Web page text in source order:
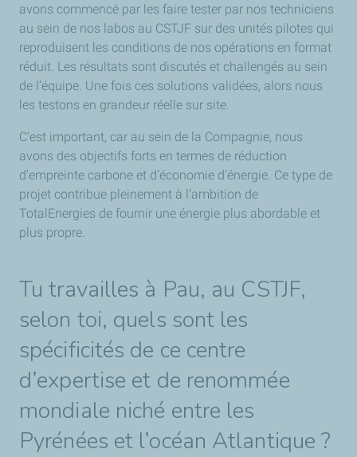
avons commencé par les faire tester par nos techniciens
au sein de nos labos au CSTJF sur des unités pilotes qui
reproduisent les conditions de nos opérations en format
réduit. Les résultats sont discutés et challengés au sein
de l’équipe. Une fois ces solutions validées, alors nous
les testons en grandeur réelle sur site.
C’est important, car au sein de la Compagnie, nous
avons des objectifs forts en termes de réduction
d’empreinte carbone et d’économie d’énergie. Ce type de
projet contribue pleinement à l’ambition de
TotalEnergies de fournir une énergie plus abordable et
plus propre.
Tu travailles à Pau, au CSTJF,
selon toi, quels sont les
spécificités de ce centre
d’expertise et de renommée
mondiale niché entre les
Pyrénées et l’océan Atlantique ?